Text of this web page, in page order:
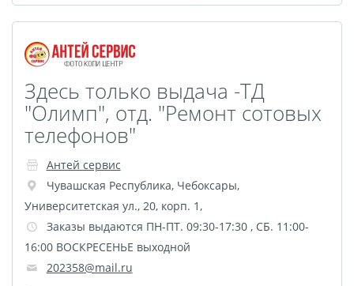
Здесь только выдача -ТД
"Олимп", отд. "Ремонт сотовых
телефонов"
Антей сервис
Чувашская Республика, Чебоксары,
Университетская ул., 20, корп. 1,
Заказы выдаются ПН-ПТ. 09:30-17:30 , СБ. 11:00-
16:00 ВОСКРЕСЕНЬЕ выходной
202358@mail.ru